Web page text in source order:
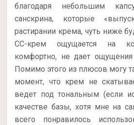
благодаря небольшим
санскрина, которые
растирании крема, чуть ниже
СС-крем ощущается на
комфортно, не дает
Помимо этого из плюсов могу
момент, что крем не
ведет под тональным (если
качестве базы, хотя мне на
всего понравилось